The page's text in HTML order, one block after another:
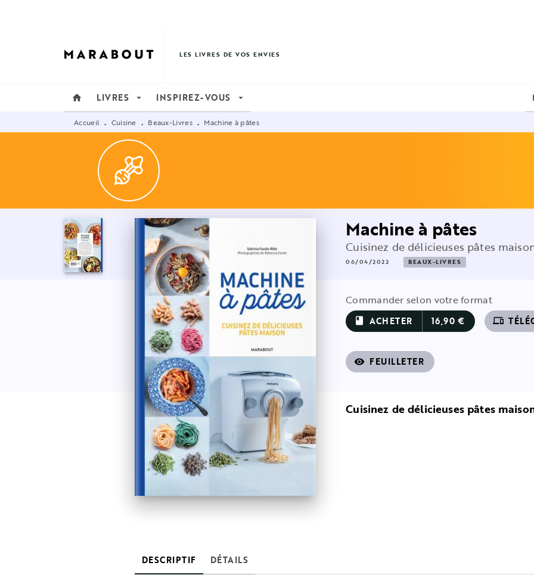
LES LIVRES DE VOS ENVIES
home LIVRES arrow_drop_down INSPIREZ-VOUS arrow_drop_down
Accueil • Cuisine • Beaux-Livres • Machine à pâtes
Machine à pâtes
Cuisinez de délicieuses pâtes
06/04/2022 BEAUX-LIVRES
Commander selon votre format
book ACHETER 16,90 € devices
visibility FEUILLETER
Cuisinez de délicieuses pâtes
DESCRIPTIF DÉTAILS